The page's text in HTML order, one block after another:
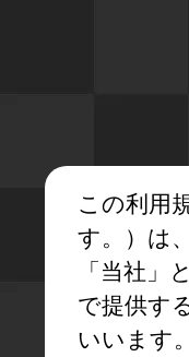
この利用
す。）は
「当社」
で提供す
いいます